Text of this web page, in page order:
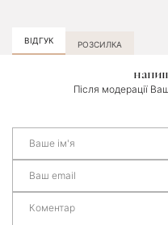
ВІДГУК РОЗСИЛКА
Після модерації